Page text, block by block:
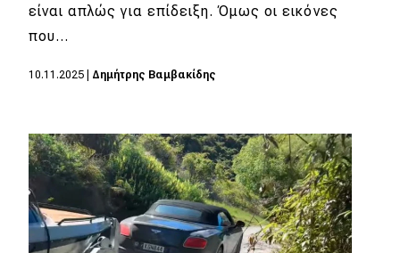
είναι απλώς για επίδειξη. Όμως οι εικόνες
που…
10.11.2025 Δημήτρης Βαμβακίδης